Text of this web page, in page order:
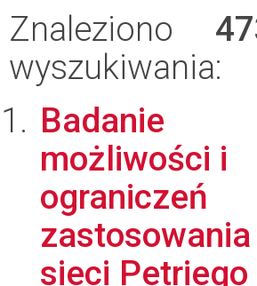
Znaleziono
wyszukiwania:
Badanie
możliwości i
ograniczeń
zastosowania
sieci Petriego